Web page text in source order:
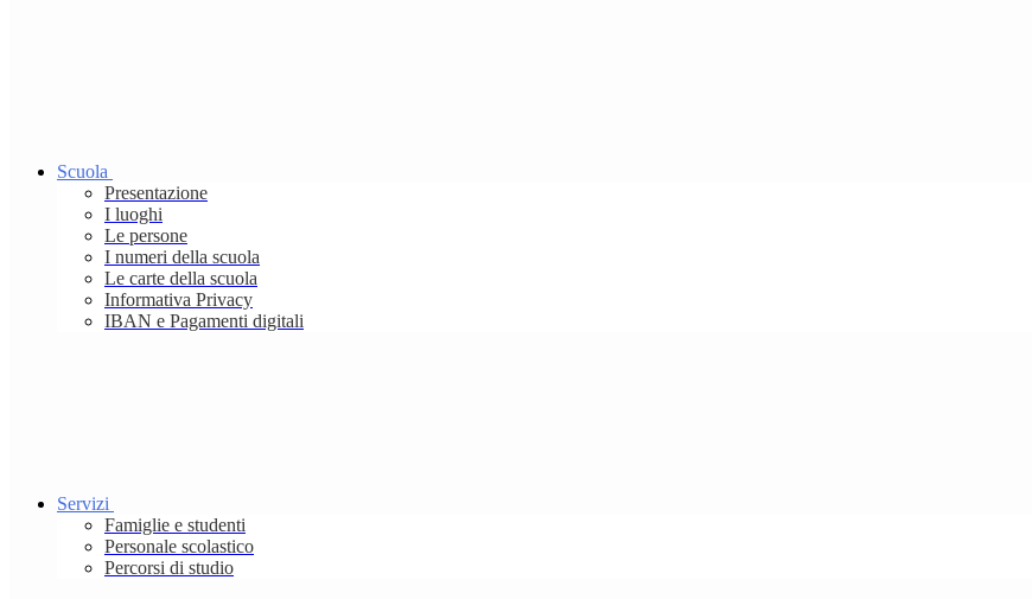
Scuola
Presentazione
I luoghi
Le persone
I numeri della scuola
Le carte della scuola
Informativa Privacy
IBAN e Pagamenti digitali
Servizi
Famiglie e studenti
Personale scolastico
Percorsi di studio